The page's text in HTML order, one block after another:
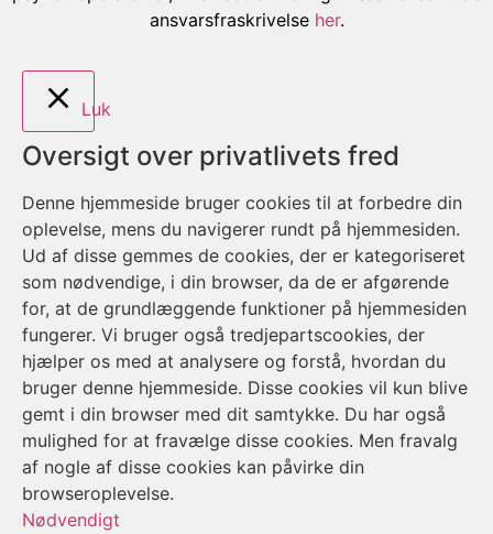
ansvarsfraskrivelse her.
Luk
Oversigt over privatlivets fred
Denne hjemmeside bruger cookies til at forbedre din
oplevelse, mens du navigerer rundt på hjemmesiden.
Ud af disse gemmes de cookies, der er kategoriseret
som nødvendige, i din browser, da de er afgørende
for, at de grundlæggende funktioner på hjemmesiden
fungerer. Vi bruger også tredjepartscookies, der
hjælper os med at analysere og forstå, hvordan du
bruger denne hjemmeside. Disse cookies vil kun blive
gemt i din browser med dit samtykke. Du har også
mulighed for at fravælge disse cookies. Men fravalg
af nogle af disse cookies kan påvirke din
browseroplevelse.
Nødvendigt